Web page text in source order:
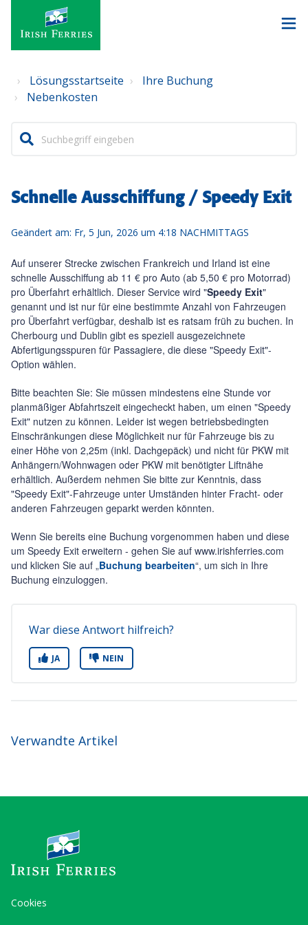
Lösungsstartseite
Ihre Buchung
Nebenkosten
Schnelle Ausschiffung / Speedy Exit
Geändert am: Fr, 5 Jun, 2026 um 4:18 NACHMITTAGS
Auf unserer Strecke zwischen Frankreich und Irland ist eine
schnelle Ausschiffung ab 11 € pro Auto (ab 5,50 € pro Motorrad)
pro Überfahrt erhältlich. Dieser Service wird "Speedy Exit"
genannt und ist nur für eine bestimmte Anzahl von Fahrzeugen
pro Überfahrt verfügbar, deshalb ist es ratsam früh zu buchen. In
Cherbourg und Dublin gibt es speziell ausgezeichnete
Abfertigungsspuren für Passagiere, die diese "Speedy Exit"-
Option wählen.
Bitte beachten Sie: Sie müssen mindestens eine Stunde vor
planmäßiger Abfahrtszeit eingecheckt haben, um einen "Speedy
Exit" nutzen zu können. Leider ist wegen betriebsbedingten
Einschränkungen diese Möglichkeit nur für Fahrzeuge bis zu
einer Höhe von 2,25m (inkl. Dachgepäck) und nicht für PKW mit
Anhängern/Wohnwagen oder PKW mit benötigter Liftnähe
erhältlich. Außerdem nehmen Sie bitte zur Kenntnis, dass
"Speedy Exit"-Fahrzeuge unter Umständen hinter Fracht- oder
anderen Fahrzeugen geparkt werden könnten.
Wenn Sie bereits eine Buchung vorgenommen haben und diese
um Speedy Exit erweitern - gehen Sie auf www.irishferries.com
und klicken Sie auf „Buchung bearbeiten“, um sich in Ihre
Buchung einzuloggen.
War diese Antwort hilfreich?
JA NEIN
Verwandte Artikel
Cookies